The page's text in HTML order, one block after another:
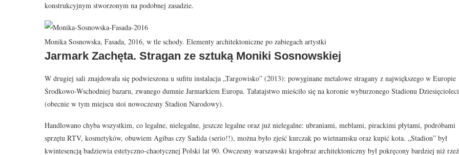
konstrukcyjnym stworzonym na podobnej zasadzie.
Monika Sosnowska, Fasada, 2016, w tle schody. Elementy architektoniczne po zabiegach artystki
Jarmark Zachęta. Stragan ze sztuką Moniki Sosnowskiej
W drugiej sali znajdowała się podwieszona u sufitu instalacja „Targowisko” (2013): powyginane metalowe stragany z największego w Europie
Środkowo-Wschodniej bazaru, zwanego dumnie Jarmarkiem Europa. Tałatajstwo mieściło się na koronie wyburzonego Stadionu
(obecnie w tym miejscu stoi nowoczesny Stadion Narodowy).
Handlowano chyba wszystkim, co legalne, nielegalne, jeszcze legalne oraz już nielegalne: ubraniami, meblami, pirackimi płytami, podróbami
sprzętu RTV, kosmetyków, obuwiem Agibas czy Sadida (serio!!), można było zjeść kurczak po wietnamsku oraz kupić kota. „Stadion” był
kwintesencją badziewia estetyczno-chaotycznej Polski lat 90. Ówczesny warszawski krajobraz architektoniczny był pokręcony bardziej niż